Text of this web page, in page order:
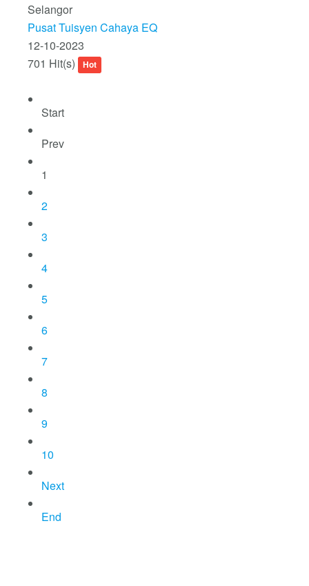
Selangor
Pusat Tuisyen Cahaya EQ
12-10-2023
701 Hit(s)
Hot
Start
Prev
1
2
3
4
5
6
7
8
9
10
Next
End